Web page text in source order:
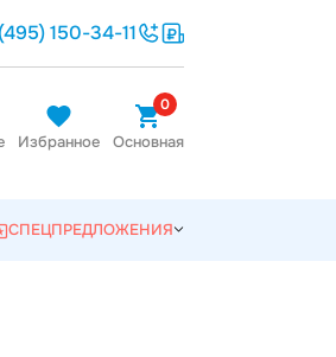
150-34-11
Избранное
0
Основная
СПЕЦПРЕДЛОЖЕНИЯ